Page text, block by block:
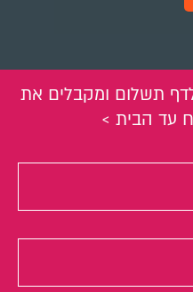
תשלום ומקבלים את